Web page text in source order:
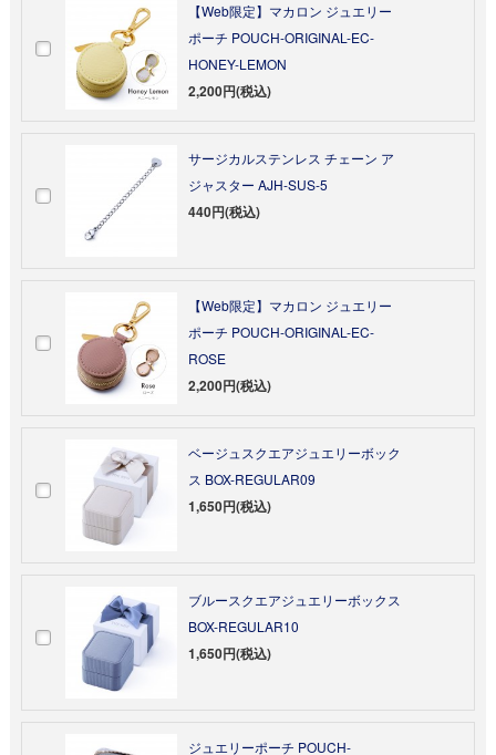
【Web限定】マカロン ジュエリー
ポーチ POUCH-ORIGINAL-EC-
HONEY-LEMON
2,200円(税込)
サージカルステンレス チェーン ア
ジャスター AJH-SUS-5
440円(税込)
【Web限定】マカロン ジュエリー
ポーチ POUCH-ORIGINAL-EC-
ROSE
2,200円(税込)
ベージュスクエアジュエリーボック
ス BOX-REGULAR09
1,650円(税込)
ブルースクエアジュエリーボックス
BOX-REGULAR10
1,650円(税込)
ジュエリーポーチ POUCH-